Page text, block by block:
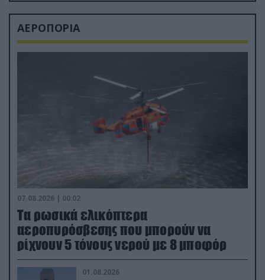
ΑΕΡΟΠΟΡΙΑ
07.08.2026 | 00:02
Τα ρωσικά ελικόπτερα
αεροπυρόσβεσης που μπορούν να
ρίχνουν 5 τόνους νερού με 8 μποφόρ
01.08.2026